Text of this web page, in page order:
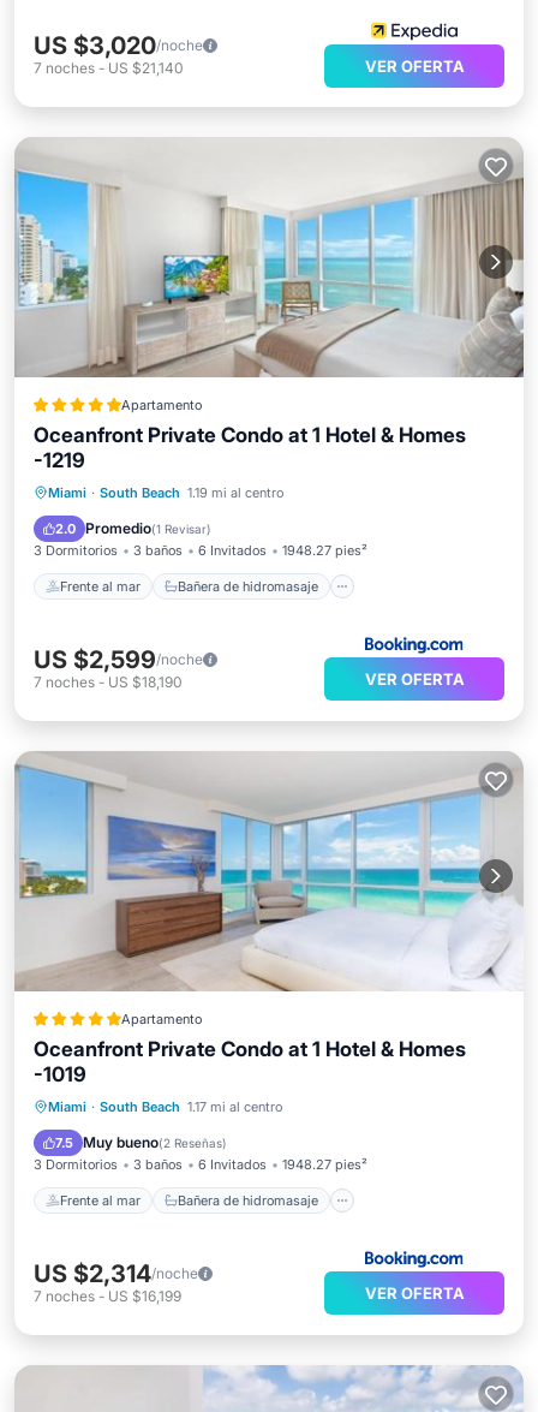
US $3,020/noche
7 noches - US $21,140 VER OFERTA
Apartamento
Oceanfront Private Condo at 1 Hotel & Homes
-1219
Miami · South Beach 1.19 mi al centro
2.0 Promedio(1 Revisar)
3 Dormitorios 3 baños 6 Invitados 1948.27 pies²
Frente al mar Bañera de hidromasaje
Frente al mar
Bañera de hidromasaje
Desayuno
US $2,599/noche
7 noches - US $18,190 VER OFERTA
Apartamento
Oceanfront Private Condo at 1 Hotel & Homes
-1019
Miami · South Beach 1.17 mi al centro
7.5 Muy bueno(2 Reseñas)
3 Dormitorios 3 baños 6 Invitados 1948.27 pies²
Frente al mar Bañera de hidromasaje
Frente al mar
Bañera de hidromasaje
Desayuno
US $2,314/noche
7 noches - US $16,199 VER OFERTA